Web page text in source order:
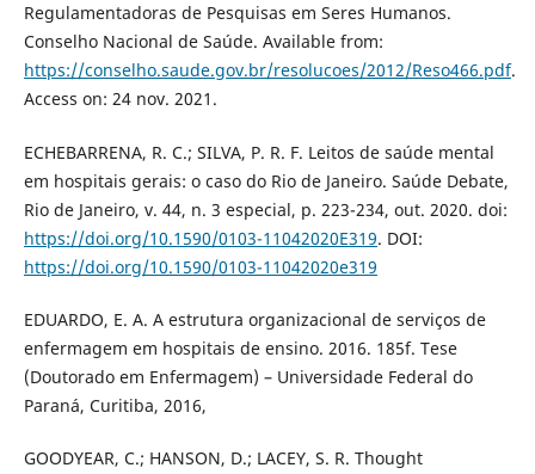
Regulamentadoras de Pesquisas em Seres Humanos.
Conselho Nacional de Saúde. Available from:
https://conselho.saude.gov.br/resolucoes/2012/Reso466.pdf.
Access on: 24 nov. 2021.
ECHEBARRENA, R. C.; SILVA, P. R. F. Leitos de saúde mental
em hospitais gerais: o caso do Rio de Janeiro. Saúde Debate,
Rio de Janeiro, v. 44, n. 3 especial, p. 223-234, out. 2020. doi:
https://doi.org/10.1590/0103-11042020E319. DOI:
https://doi.org/10.1590/0103-11042020e319
EDUARDO, E. A. A estrutura organizacional de serviços de
enfermagem em hospitais de ensino. 2016. 185f. Tese
(Doutorado em Enfermagem) – Universidade Federal do
Paraná, Curitiba, 2016,
GOODYEAR, C.; HANSON, D.; LACEY, S. R. Thought